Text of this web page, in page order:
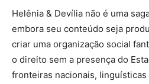
Helênia & Devília não é uma
embora seu conteúdo seja
criar uma organização social
o direito sem a presença do
fronteiras nacionais,